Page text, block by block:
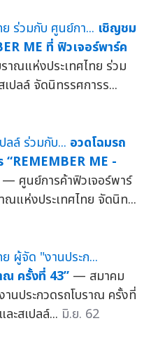
เชิญชม
ME ที่ ฟิวเจอร์พาร์ค
าณแห่งประเทศไทย ร่วม
ปลล์ จัดนิทรรศการร...
อวดโฉมรถ
“REMEMBER ME -
— ศูนย์การค้าฟิวเจอร์พาร์
ณแห่งประเทศไทย จัดนิท...
ณ ครั้งที่ 43” — สมาคม
นประกวดรถโบราณ ครั้งที่
ะสเปลล์... มิ.ย. 62